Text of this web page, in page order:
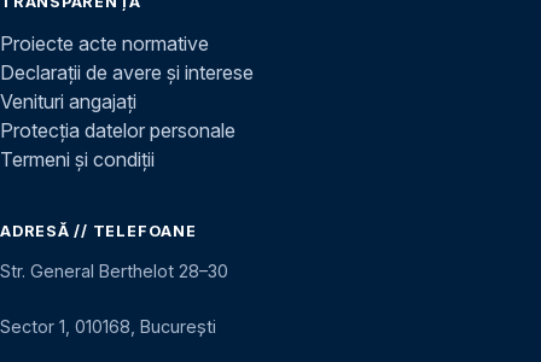
Proiecte acte normative
Declarații de avere și interese
Venituri angajați
Protecția datelor personale
Termeni și condiții
ADRESĂ // TELEFOANE
Str. General Berthelot 28–30
Sector 1, 010168, București